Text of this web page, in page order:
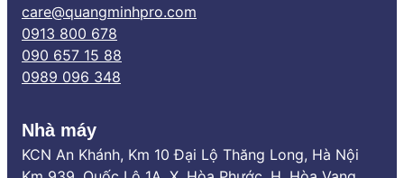
care@quangminhpro.com
0913 800 678
090 657 15 88
0989 096 348
Nhà máy
KCN An Khánh, Km 10 Đại Lộ Thăng Long, Hà Nội